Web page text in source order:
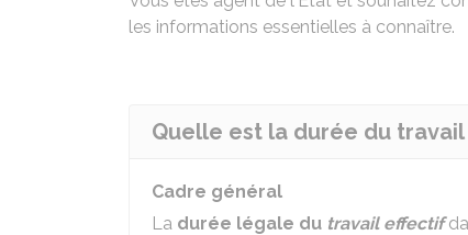
les informations essentielles à connaître.
Quelle est la durée du
Cadre général
La durée légale du travail effectif